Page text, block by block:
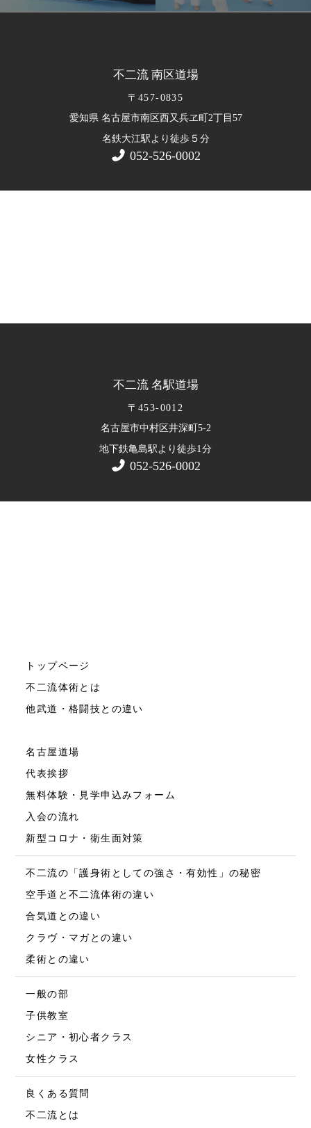
不二流 南区道場
〒457-0835
愛知県 名古屋市南区西又兵ヱ町2丁目57
名鉄大江駅より徒歩５ 分
052-526-0002
不二流 名駅道場
〒453-0012
名古屋市中村区井深町5-2
地下鉄亀島駅より徒歩1分
052-526-0002
トップページ
不二流体術とは
他武道・格闘技との違い
名古屋道場
代表挨拶
無料体験・見学申込みフォーム
入会の流れ
新型コロナ・衛生面対策
不二流の「護身術としての強さ・有効性」の秘密
空手道と不二流体術の違い
合気道との違い
クラヴ・マガとの違い
柔術との違い
一般の部
子供教室
シニア・初心者クラス
女性クラス
良くある質問
不二流とは